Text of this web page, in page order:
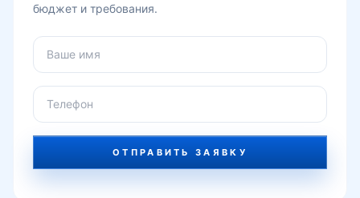
бюджет и требования.
ОТПРАВИТЬ ЗАЯВКУ